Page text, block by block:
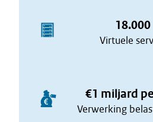
18.000
Virtuele
€1 miljard
Verwerking